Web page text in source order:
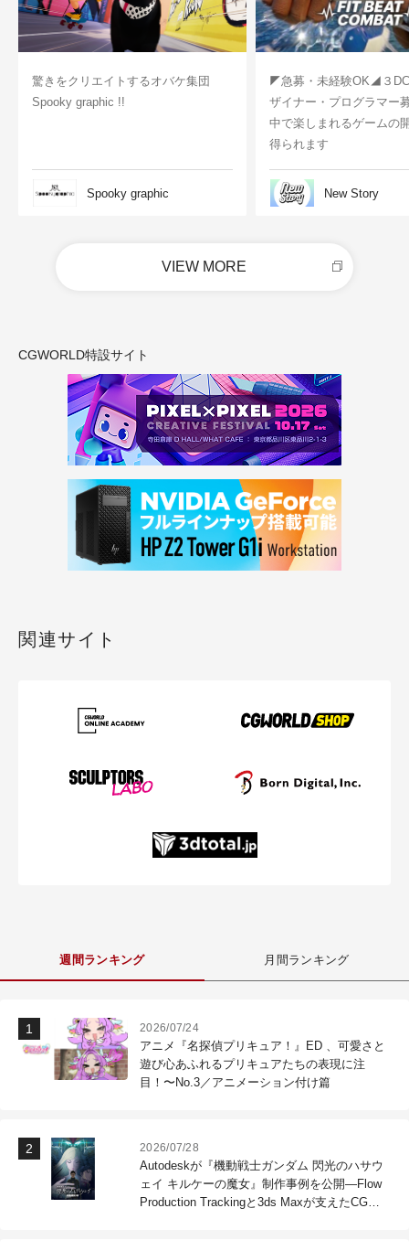
驚きをクリエイトするオバケ集団
Spooky graphic !!
Spooky graphic
◤急募・未経験OK◢３
ザイナー・プログラマー
中で楽しまれるゲームの
得られます
New Story
VIEW MORE
CGWORLD特設サイト
関連サイト
週間ランキング 月間ランキング
2026/07/24
アニメ『名探偵プリキュア！』ED 、可愛さと
遊び心あふれるプリキュアたちの表現に注
目！〜No.3／アニメーション付け篇
2026/07/28
Autodeskが『機動戦士ガンダム 閃光のハサウ
ェイ キルケーの魔女』制作事例を公開―Flow
Production Trackingと3ds Maxが支えたCG制